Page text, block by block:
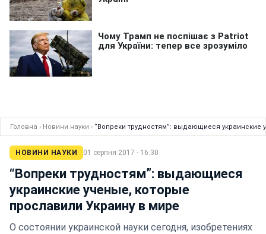
Головна › Новини науки › “Вопреки трудностям”: выдающиеся украинские
НОВИНИ НАУКИ 01 серпня 2017 · 16:30
“Вопреки трудностям”: выдающиеся
украинские ученые, которые
прославили Украину в мире
О состоянии украинской науки сегодня, изобретениях